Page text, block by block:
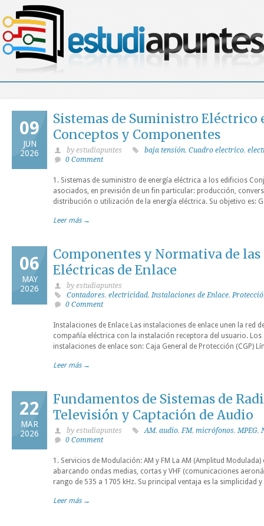
09
JUN
2026
Sistemas de Suministro Eléctrico
Conceptos y Componentes
by estudiapuntes baja tensión, Cuadro electrico,
0 Comment
1. Sistemas de suministro de energía eléctrica a los edificios
asociados, en previsión de un fin particular: producción,
distribución o utilización de la energía eléctrica. Su objetivo es:
Leer más →
06
MAY
2026
Componentes y Normativa de
Eléctricas de Enlace
by estudiapuntes
Contadores, electricidad,Instalaciones de Enlace,
0 Comment
Instalaciones de Enlace Las instalaciones de enlace unen la red
compañía eléctrica con la instalación receptora del usuario. Los
instalaciones de enlace son: Caja General de Protección (CGP)
Leer más →
22
MAR
2026
Fundamentos de Sistemas de
Televisión y Captación de Audio
by estudiapuntes AM, audio,FM, micrófonos,MPEG,
0 Comment
1. Servicios de Modulación: AM y FM La AM (Amplitud
abarcando ondas medias, cortas y VHF (comunicaciones
rango de 535 a 1705 kHz. Su principal ventaja es la simplicidad
Leer más →